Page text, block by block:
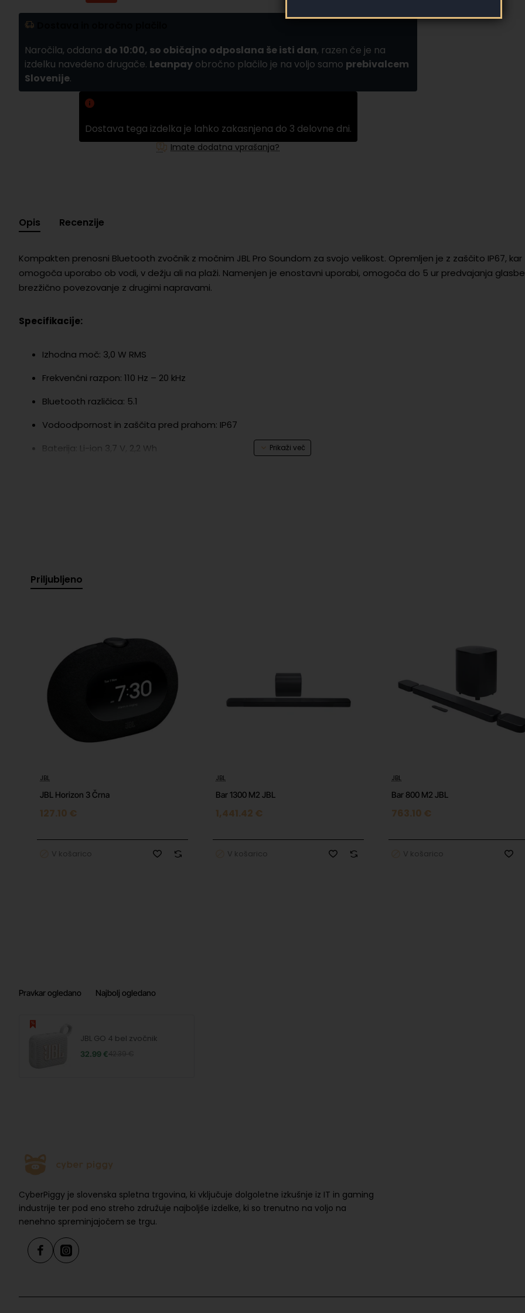
Naročila, oddana do 10:00, so običajno odposlana še isti dan, razen če je na
izdelku navedeno drugače. Leanpay obročno plačilo je na voljo samo prebivalcem
Slovenije.
Dostava tega izdelka je lahko zakasnjena do 3 delovne dni.
Imate dodatna vprašanja?
Opis Recenzije
Kompakten prenosni Bluetooth zvočnik z močnim JBL Pro Soundom za svojo velikost. Opremljen je z zaščito IP67, kar
omogoča uporabo ob vodi, v dežju ali na plaži. Namenjen je enostavni uporabi, omogoča do 5 ur predvajanja
brezžično povezovanje z drugimi napravami.
Specifikacije:
Izhodna moč: 3,0 W RMS
Frekvenčni razpon: 110 Hz – 20 kHz
Bluetooth različica: 5.1
Vodoodpornost in zaščita pred prahom: IP67
Baterija: Li-ion 3,7 V, 2,2 Wh
Vsebina paketa: JBL GO 4, USB-C kabel, hitri vodnik, garancijski list
Baterija in polnjenje
LiPolymer|3.8V|850mAh|3.2Wh|Priložen polnilec: Ne|PD USB: Ne|Min. polnjenje
polnjenje (watt):5
Informacije o
proizvajalcu
Harman International Industries, Incorporated, EMEA Liaison, Danzigerkade 16G, 1013 AP,
Amsterdam, NL, www.jbl.com
EU odgovorna
oseba
Harman International Industries, Incorporated, EMEA Liaison, Danzigerkade 16G, 1013 AP,
Amsterdam, NL, www.jbl.com
Priljubljeno
JBL
JBL Horizon 3 Črna
127.10 €
V košarico
JBL
Bar 1300 M2 JBL
1,441.42 €
V košarico
JBL
Bar 800 M2 JBL
763.10 €
V košarico
Pravkar ogledano Najbolj ogledano
JBL GO 4 bel zvočnik
32.99 €
CyberPiggy je slovenska spletna trgovina, ki vključuje dolgoletne izkušnje iz IT in gaming
industrije ter pod eno streho združuje najboljše izdelke, ki so trenutno na voljo na
nenehno spreminjajočem se trgu.